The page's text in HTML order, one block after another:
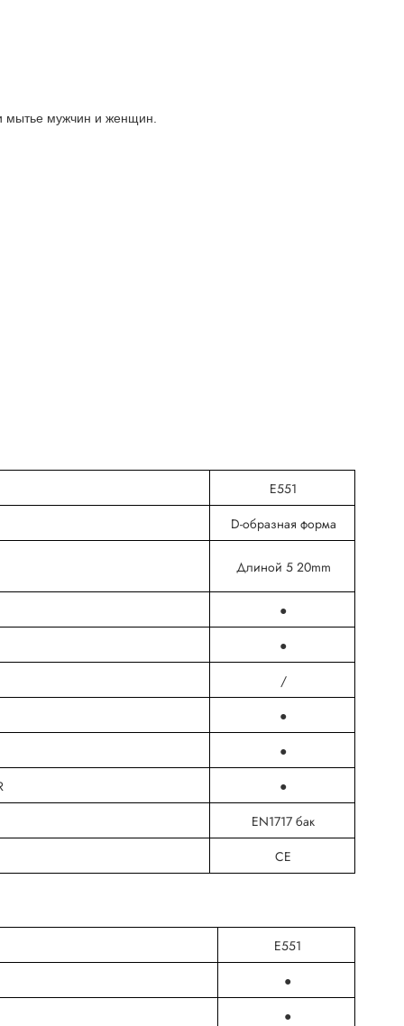
мытье мужчин и женщин.
E551
D-образная форма
Длиной 5 20mm
●
●
/
●
●
●
EN1717 бак
CE
E551
●
●